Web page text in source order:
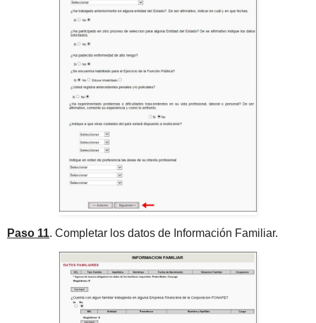
Paso 11. Completar los datos de Información Familiar.